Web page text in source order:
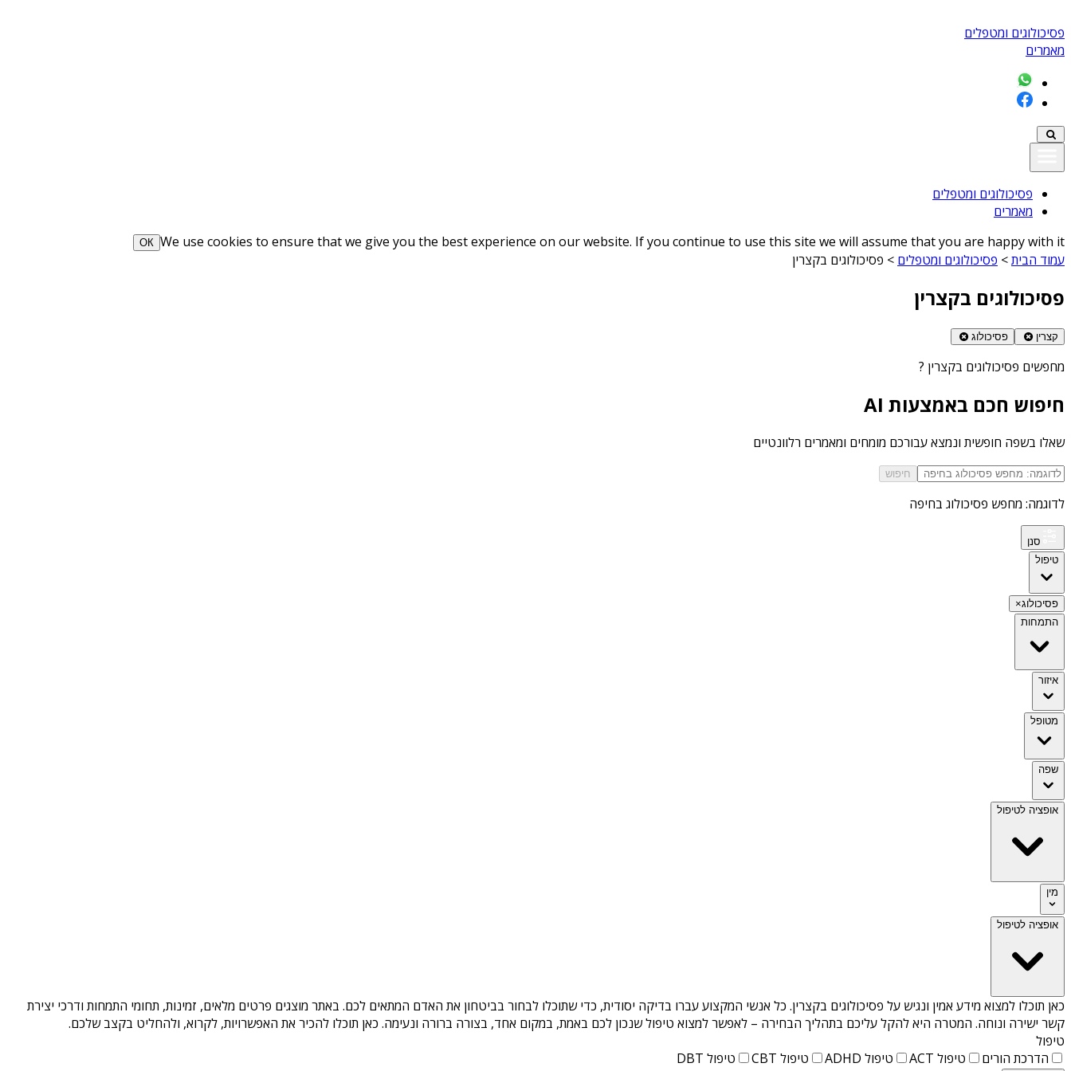
פסיכולוגים ומטפלים
מאמרים
פסיכולוגים ומטפלים
מאמרים
We use cookies to ensure that we give you the best experience on our website. If you continue to use this site we will assume that you are happy with it
ОК
עמוד הבית> פסיכולוגים ומטפלים > פסיכולוגים בקצרין
פסיכולוגים בקצרין
קצרין פסיכולוג
מחפשים פסיכולוגים בקצרין ?
חיפוש חכם באמצעות AI
שאלו בשפה חופשית ונמצא עבורכם מומחים ומאמרים רלוונטיים
חיפוש
לדוגמה: מחפש פסיכולוג בחיפה
סנן
טיפול
פסיכולוג×
התמחות
איזור
מטופל
שפה
אופציה לטיפול
מין
אופציה לטיפול
כאן תוכלו למצוא מידע אמין ונגיש על פסיכולוגים בקצרין. כל אנשי המקצוע עברו בדיקה יסודית, כדי שתוכלו לבחור בביטחון את האדם המתאים לכם. באתר מוצגים פרטים מלאים, זמינות, תחומי התמחות ודרכי יצירת
קשר ישירה ונוחה. המטרה היא להקל עליכם בתהליך הבחירה – לאפשר למצוא טיפול שנכון לכם באמת, במקום אחד, בצורה ברורה ונעימה. כאן תוכלו להכיר את האפשרויות, לקרוא, ולהחליט בקצב שלכם.
טיפול
הדרכת הורים
טיפול ACT טיפול ADHD טיפול CBT טיפול DBT